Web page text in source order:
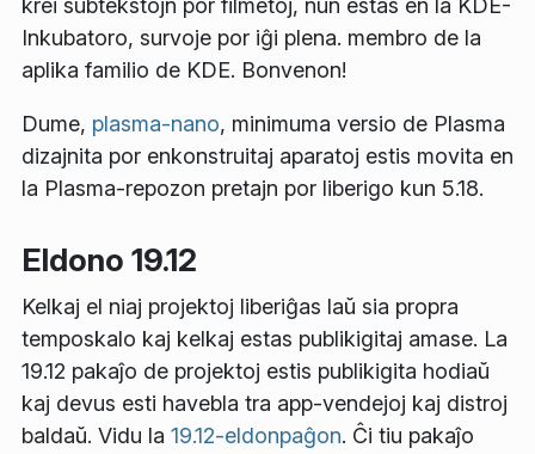
Inkubatoro, survoje por iĝi plena. membro de la
aplika familio de KDE. Bonvenon!
Dume, plasma-nano, minimuma versio de Plasma
dizajnita por enkonstruitaj aparatoj estis movita en
la Plasma-repozon pretajn por liberigo kun 5.18.
Eldono 19.12
Kelkaj el niaj projektoj liberiĝas laŭ sia propra
temposkalo kaj kelkaj estas publikigitaj amase. La
19.12 pakaĵo de projektoj estis publikigita hodiaŭ
kaj devus esti havebla tra app-vendejoj kaj distroj
baldaŭ. Vidu la 19.12-eldonpaĝon. Ĉi tiu pakaĵo